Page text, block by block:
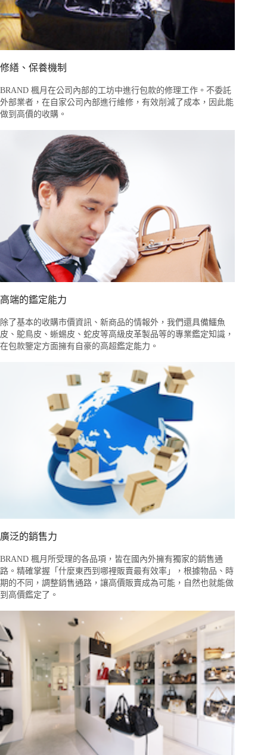
修繕、保養機制
BRAND 楓月在公司內部的工坊中進行包款的修理工作。不委託
外部業者，在自家公司內部進行維修，有效削減了成本，因此能
做到高價的收購。
高端的鑑定能力
除了基本的收購市價資訊、新商品的情報外，我們還具備鱷魚
皮、鴕鳥皮、蜥蜴皮、蛇皮等高級皮革製品等的專業鑑定知識，
在包款鑒定方面擁有自豪的高超鑑定能力。
廣泛的銷售力
BRAND 楓月所受理的各品項，皆在國內外擁有獨家的銷售通
路。精確掌握「什麼東西到哪裡販賣最有效率」，根據物品、時
期的不同，調整銷售通路，讓高價販賣成為可能，自然也就能做
到高價鑑定了。